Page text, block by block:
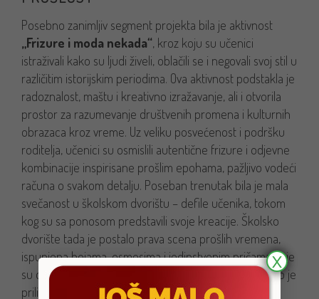
Posebno zanimljiv segment projekta bila je aktivnost
„Frizure i moda nekada“, kroz koju su učenici
istraživali kako su ljudi živeli, oblačili se i negovali svoj stil u
različitim istorijskim periodima. Ova aktivnost podstakla je
radoznalost, maštu i kreativno izražavanje, ali i otvorila
prostor za razumevanje društvenih promena i kulturnih
obrazaca kroz vreme. Uz veliku posvećenost i podršku
roditelja, učenici su osmislili autentične frizure i odjevne
kombinacije inspirisane prošlim epohama, pažljivo vodeći
računa o svakom detalju. Poseban trenutak bila je mala
svečanost u školskom dvorištu – defile učenika, tokom
kog su sa ponosom predstavili svoje kreacije. Školsko
dvorište tada je postalo prava scena prošlih vremena,
ispunjena bojama, osmesima i jedinstvenim pričama koje
su oživele pred očima svih prisutnih. Svaki učenik imao je
priliku da kroz svoj nastup izrazi kreativnost i doživi
X